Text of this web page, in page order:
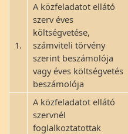
1.
A közfeladatot ellátó
szerv éves
költségvetése,
számviteli törvény
szerint beszámolója
vagy éves költségvetés
beszámolója
A közfeladatot ellátó
szervnél
foglalkoztatottak